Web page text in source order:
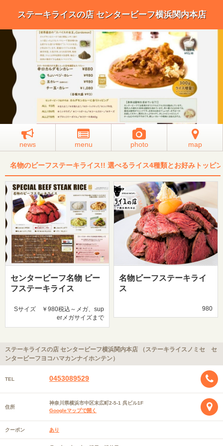
ステーキライスの店 センタービーフ横浜関内本店
news menu photo map
名物のビーフステーキライス!! 選べるライス4種類とお好みトッピ
センタービーフ名物 ビー
フステーキライス
Sサイズ ￥980税込～メガ、sup
erメガサイズまで
名物ビーフステーキライ
ス
980
ステーキライスの店 センタービーフ横浜関内本店 （ステーキライスノミセ セ
ンタービーフヨコハマカンナイホンテン）
TEL 0453089529
住所
神奈川県横浜市中区末広町2-5-1 呉ビル1F
Googleマップで開く
クーポン あり